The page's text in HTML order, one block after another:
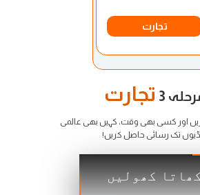
تجارت
3 تجارت
اور کسی بھی وقت، کہیں بھی عالمی
تک رسائی حاصل کریں!
کھولیں